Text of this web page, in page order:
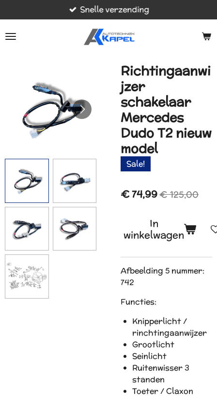
direct
naar
Snelle verzending
Richtingaanwi
jzer
schakelaar
Mercedes
Dudo T2 nieuw
model
Sale!
€ 74,99€ 125,00
In
winkelwagen
Afbeelding 5 nummer:
742
Functies:
Knipperlicht /
rinchtingaanwijzer
Grootlicht
Seinlicht
Ruitenwisser 3
standen
Toeter / Claxon